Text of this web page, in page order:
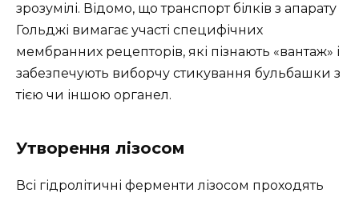
зрозумілі. Відомо, що транспорт білків з апарату
Гольджі вимагає участі специфічних
мембранних рецепторів, які пізнають «вантаж» і
забезпечують виборчу стикування бульбашки з
тією чи іншою органел.
Утворення лізосом
Всі гідролітичні ферменти лізосом проходять